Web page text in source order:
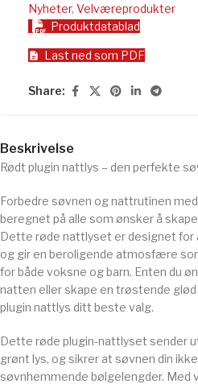
Nyheter, Velværeprodukter
Produktdatablad
Last ned som PDF
Share:
Beskrivelse
Rødt plugin nattlys – den perfekte
Forbedre søvnen og nattrutinen
beregnet på alle som ønsker å
Dette røde nattlyset er designet for
og gir en beroligende atmosfære
for både voksne og barn. Enten du
natten eller skape en trøstende
plugin nattlys ditt beste valg.
Dette røde plugin-nattlyset sender
grønt lys, og sikrer at søvnen din
søvnhemmende bølgelengder. Med